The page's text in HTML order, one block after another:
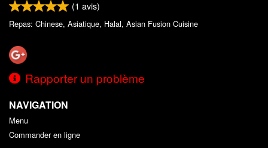
(1 avis)
Repas: Chinese, Asiatique, Halal, Asian Fusion Cuisine
Rapporter un problème
NAVIGATION
Menu
Commander en ligne